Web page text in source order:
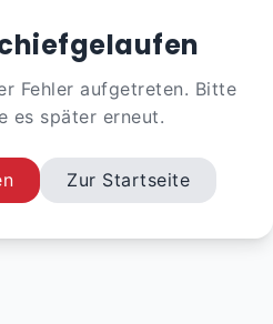
Fehler aufgetreten. Bitte
es später erneut.
Zur Startseite